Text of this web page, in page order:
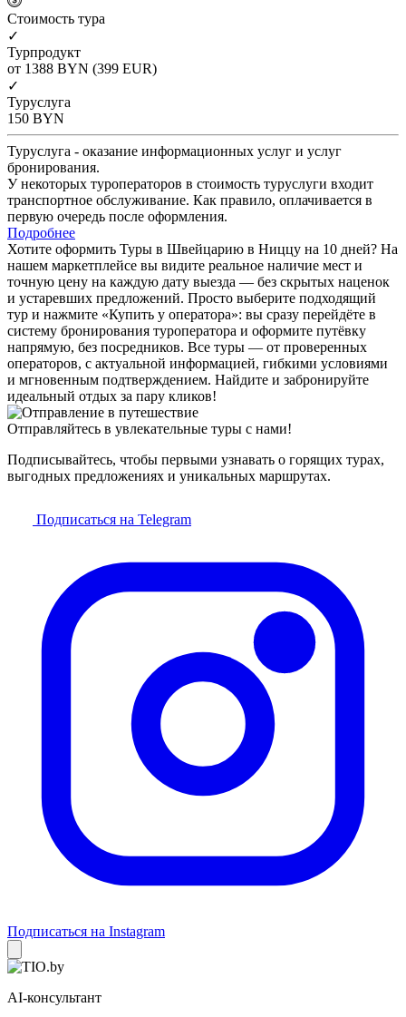
Cтоимость тура
✓
Турпродукт
от 1388 BYN (399 EUR)
✓
Туруслуга
150 BYN
Туруслуга - оказание информационных услуг и услуг
бронирования.
У некоторых туроператоров в стоимость туруслуги входит
транспортное обслуживание. Как правило, оплачивается в
первую очередь после оформления.
Подробнее
Хотите оформить Туры в Швейцарию в Ниццу на 10 дней? На
нашем маркетплейсе вы видите реальное наличие мест и
точную цену на каждую дату выезда — без скрытых наценок
и устаревших предложений. Просто выберите подходящий
тур и нажмите «Купить у оператора»: вы сразу перейдёте в
систему бронирования туроператора и оформите путёвку
напрямую, без посредников. Все туры — от проверенных
операторов, с актуальной информацией, гибкими условиями
и мгновенным подтверждением. Найдите и забронируйте
идеальный отдых за пару кликов!
Отправляйтесь в увлекательные туры с нами!
Подписывайтесь, чтобы первыми узнавать о горящих турах,
выгодных предложениях и уникальных маршрутах.
Подписаться на Telegram
Подписаться на Instagram
AI-консультант